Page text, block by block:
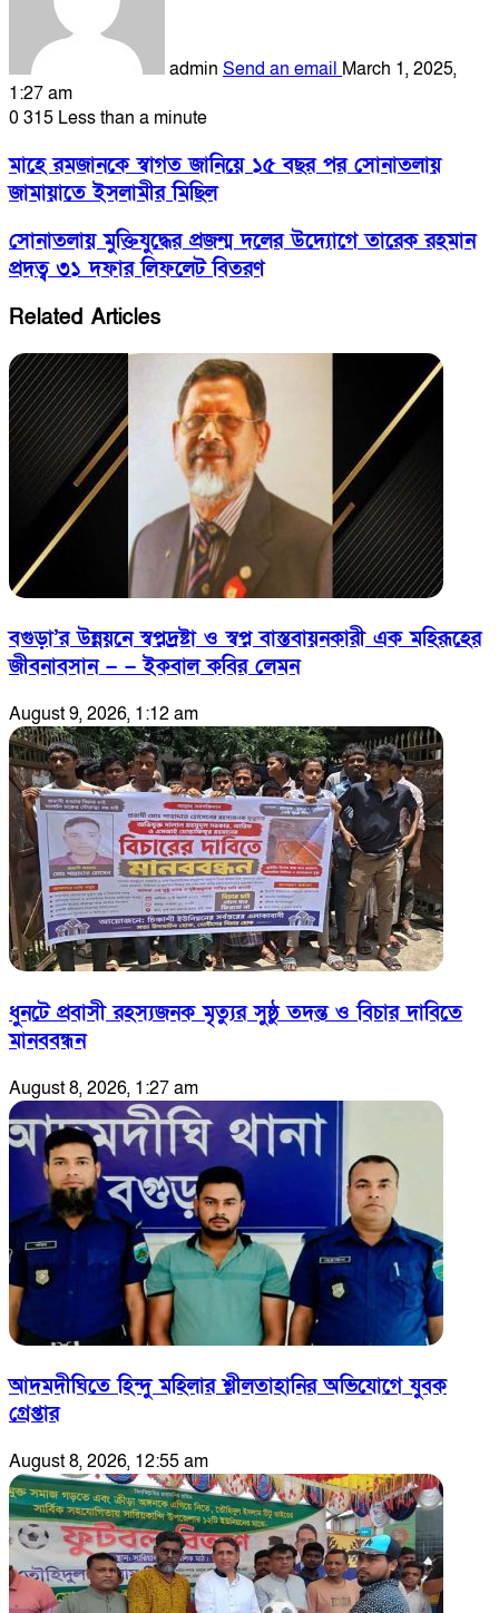
admin Send an email March 1, 2025,
1:27 am
0 315 Less than a minute
মাহে রমজানকে স্বাগত জানিয়ে ১৫ বছর পর সোনাতলায়
জামায়াতে ইসলামীর মিছিল
সোনাতলায় মুক্তিযুদ্ধের প্রজন্ম দলের উদ্যোগে তারেক রহমান
প্রদত্ব ৩১ দফার লিফলেট বিতরণ
Related Articles
বগুড়া’র উন্নয়নে স্বপ্নদ্রষ্টা ও স্বপ্ন বাস্তবায়নকারী এক মহিরূহের
জীবনাবসান – – ইকবাল কবির লেমন
August 9, 2026, 1:12 am
ধুনটে প্রবাসী রহস্যজনক মৃত্যুর সুষ্ঠু তদন্ত ও বিচার দাবিতে
মানববন্ধন
August 8, 2026, 1:27 am
আদমদীঘিতে হিন্দু মহিলার শ্লীলতাহানির অভিযোগে যুবক
গ্রেপ্তার
August 8, 2026, 12:55 am